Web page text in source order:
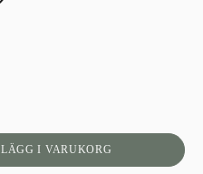
LÄGG I VARUKORG